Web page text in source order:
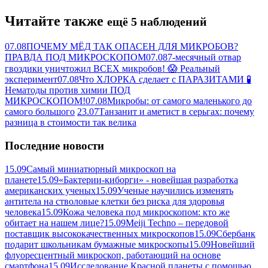
Читайте также ещё 5 наблюдений
07.08ПОЧЕМУ МЁД ТАК ОПАСЕН ДЛЯ МИКРОБОВ?
ПРАВДА ПОД МИКРОСКОПОМ07.087-месячный отвар
гвоздики уничтожил ВСЕХ микробов! 😱 Реальный
эксперимент07.08Что ХЛОРКА сделает с ПАРАЗИТАМИ 🧪
Нематоды против химии ПОД
МИКРОСКОПОМ!07.08Микробы: от самого маленького до
самого большого 23.07Танзанит и аметист в серьгах: почему
разница в стоимости так велика
Последние новости
15.09Самый миниатюрный микроскоп на
планете15.09«Бактерии-киборги» - новейшая разработка
американских ученых15.09Ученые научились изменять
антитела на стволовые клетки без риска для здоровья
человека15.09Кожа человека под микроскопом: кто же
обитает на нашем лице?15.09Meiji Techno – передовой
поставщик высококачественных микроскопов15.09Сбербанк
подарит школьникам бумажные микроскопы15.09Новейший
флуоресцентный микроскоп, работающий на основе
смартфона15.09Исследование Красной планеты с помощью